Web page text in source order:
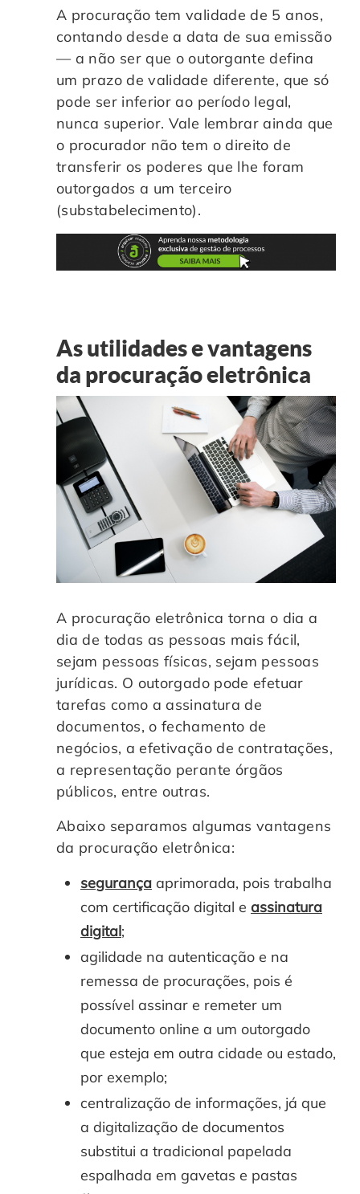
A procuração tem validade de 5 anos,
contando desde a data de sua emissão
— a não ser que o outorgante defina
um prazo de validade diferente, que só
pode ser inferior ao período legal,
nunca superior. Vale lembrar ainda que
o procurador não tem o direito de
transferir os poderes que lhe foram
outorgados a um terceiro
(substabelecimento).
As utilidades e vantagens
da procuração eletrônica
A procuração eletrônica torna o dia a
dia de todas as pessoas mais fácil,
sejam pessoas físicas, sejam pessoas
jurídicas. O outorgado pode efetuar
tarefas como a assinatura de
documentos, o fechamento de
negócios, a efetivação de contratações,
a representação perante órgãos
públicos, entre outras.
Abaixo separamos algumas vantagens
da procuração eletrônica:
segurança aprimorada, pois trabalha
com certificação digital e assinatura
digital;
agilidade na autenticação e na
remessa de procurações, pois é
possível assinar e remeter um
documento online a um outorgado
que esteja em outra cidade ou estado,
por exemplo;
centralização de informações, já que
a digitalização de documentos
substitui a tradicional papelada
espalhada em gavetas e pastas